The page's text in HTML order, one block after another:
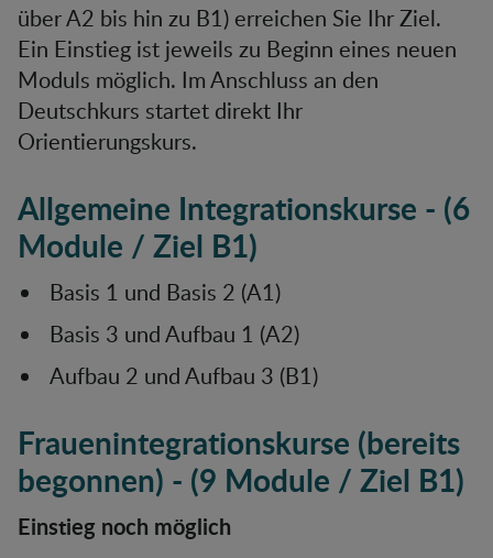
über A2 bis hin zu B1) erreichen Sie Ihr Ziel.
Ein Einstieg ist jeweils zu Beginn eines neuen
Moduls möglich. Im Anschluss an den
Deutschkurs startet direkt Ihr
Orientierungskurs.
Allgemeine Integrationskurse - (6
Module / Ziel B1)
Basis 1 und Basis 2 (A1)
Basis 3 und Aufbau 1 (A2)
Aufbau 2 und Aufbau 3 (B1)
Frauenintegrationskurse (bereits
begonnen) - (9 Module / Ziel B1)
Einstieg noch möglich